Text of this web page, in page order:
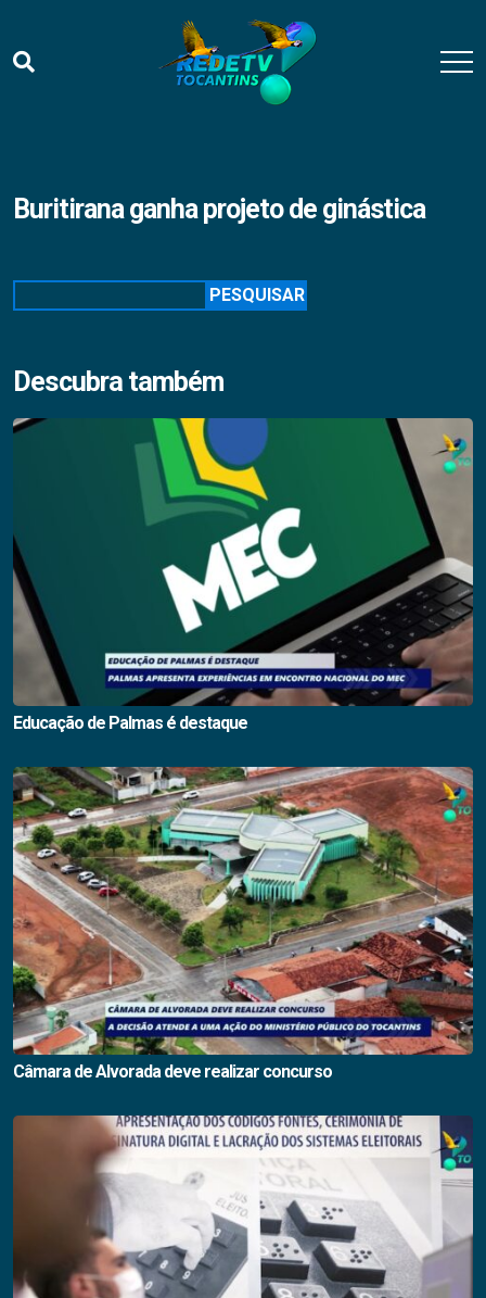
Buritirana ganha projeto de ginástica
PESQUISAR
Descubra também
Educação de Palmas é destaque
Câmara de Alvorada deve realizar concurso